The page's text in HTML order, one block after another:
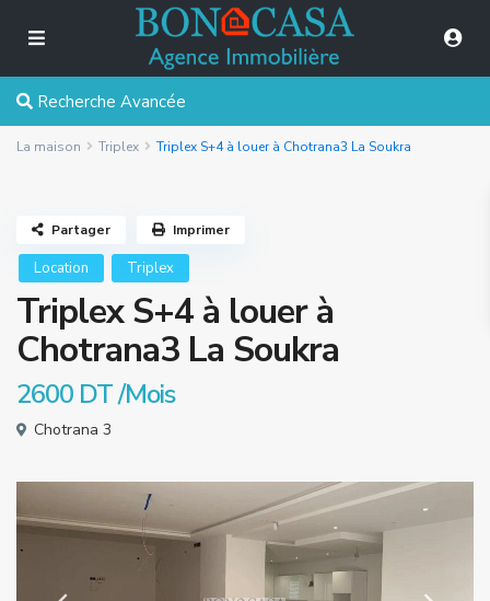
Recherche Avancée
La maison Triplex Triplex S+4 à louer à Chotrana3 La Soukra
Location Triplex
Triplex S+4 à louer à
Chotrana3 La Soukra
2600 DT/Mois
Chotrana 3
Partager Imprimer